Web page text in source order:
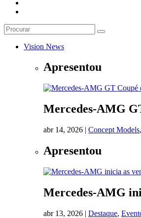
Vision News
Apresentou
Mercedes-AMG
abr 14, 2026 | Concept Models,
Apresentou
Mercedes-AMG
abr 13, 2026 | Destaque,